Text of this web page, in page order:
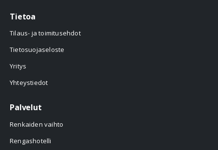
Tietoa
Tilaus- ja toimitusehdot
Tietosuojaseloste
Yritys
Yhteystiedot
Palvelut
Renkaiden vaihto
Rengashotelli